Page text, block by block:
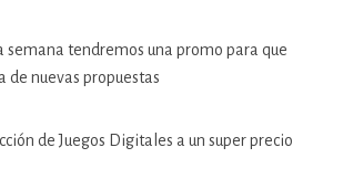
semana tendremos una promo para que
de nuevas propuestas
de Juegos Digitales a un super precio